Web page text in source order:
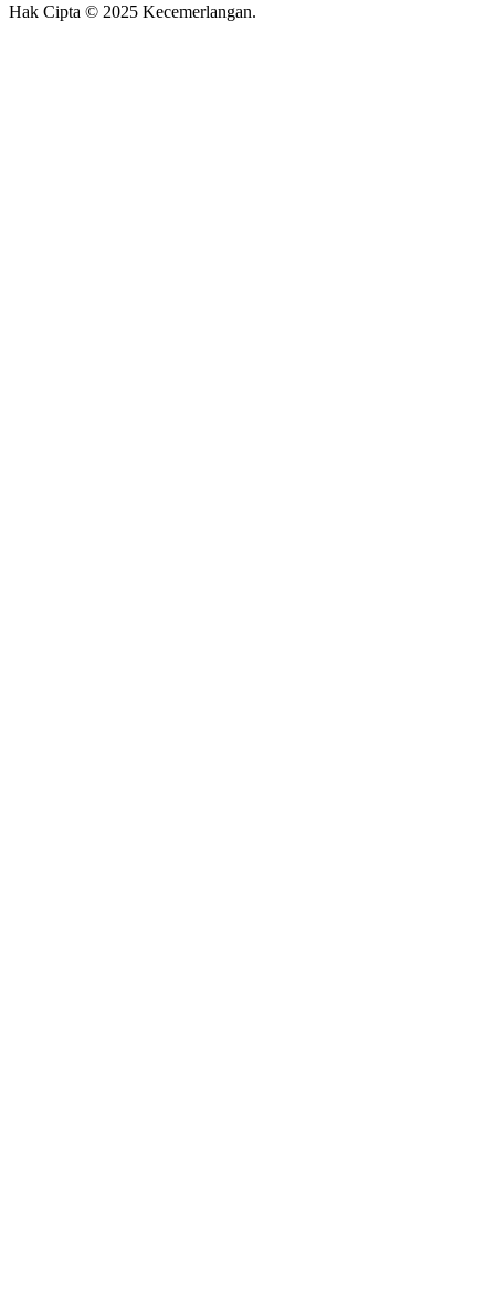
Hak Cipta © 2025 Kecemerlangan.